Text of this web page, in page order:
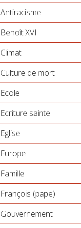
Antiracisme
Benoît XVI
Climat
Culture de mort
Ecole
Ecriture sainte
Eglise
Europe
Famille
François (pape)
Gouvernement